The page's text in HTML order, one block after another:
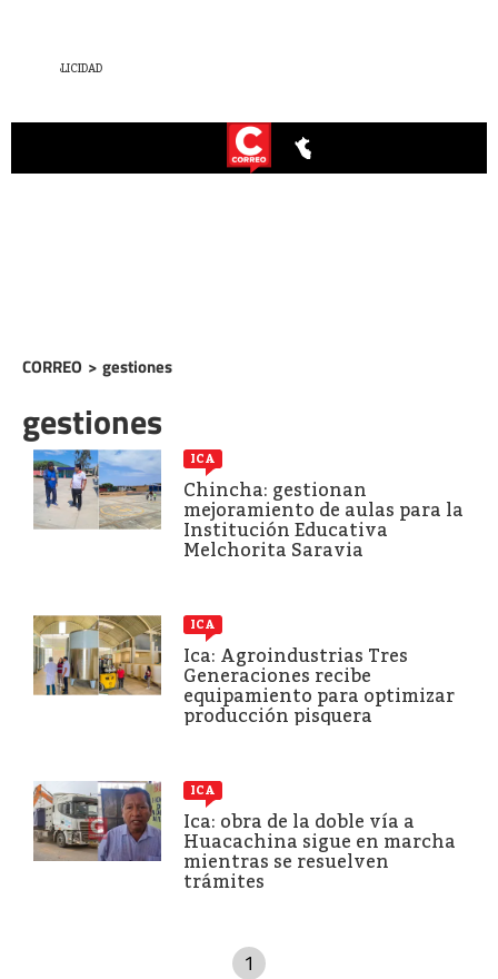
CORREO > gestiones
gestiones
ICA
Chincha: gestionan
mejoramiento de aulas para la
Institución Educativa
Melchorita Saravia
ICA
Ica: Agroindustrias Tres
Generaciones recibe
equipamiento para optimizar
producción pisquera
ICA
Ica: obra de la doble vía a
Huacachina sigue en marcha
mientras se resuelven
trámites
1